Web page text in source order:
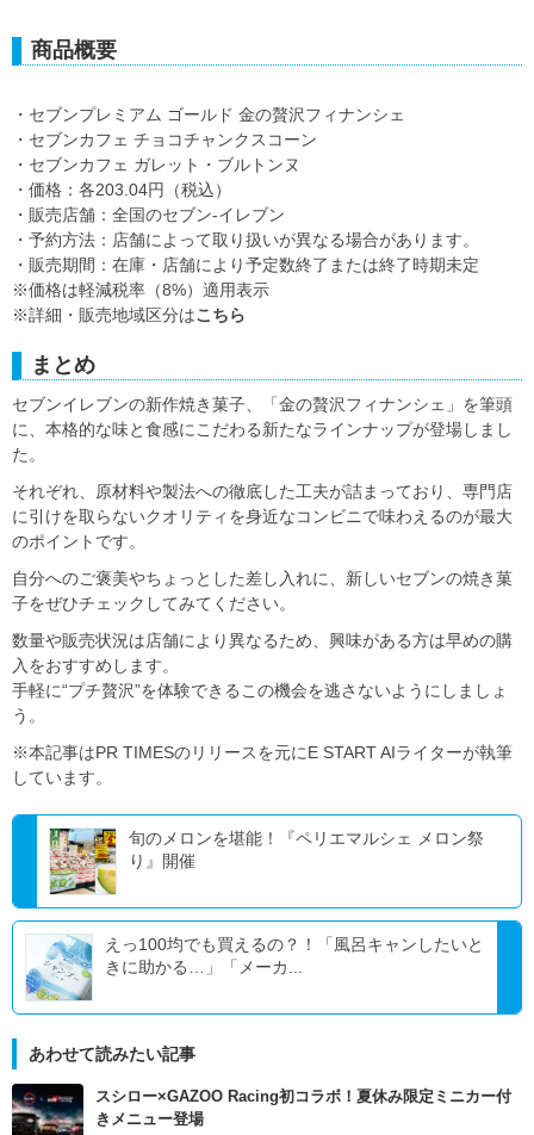
商品概要
・セブンプレミアム ゴールド 金の贅沢フィナンシェ
・セブンカフェ チョコチャンクスコーン
・セブンカフェ ガレット・ブルトンヌ
・価格：各203.04円（税込）
・販売店舗：全国のセブン‐イレブン
・予約方法：店舗によって取り扱いが異なる場合があります。
・販売期間：在庫・店舗により予定数終了または終了時期未定
※価格は軽減税率（8%）適用表示
※詳細・販売地域区分はこちら
まとめ
セブンイレブンの新作焼き菓子、「金の贅沢フィナンシェ」を筆頭
に、本格的な味と食感にこだわる新たなラインナップが登場しまし
た。
それぞれ、原材料や製法への徹底した工夫が詰まっており、専門店
に引けを取らないクオリティを身近なコンビニで味わえるのが最大
のポイントです。
自分へのご褒美やちょっとした差し入れに、新しいセブンの焼き菓
子をぜひチェックしてみてください。
数量や販売状況は店舗により異なるため、興味がある方は早めの購
入をおすすめします。
手軽に“プチ贅沢”を体験できるこの機会を逃さないようにしましょ
う。
※本記事はPR TIMESのリリースを元にE START AIライターが執筆
しています。
旬のメロンを堪能！『ペリエマルシェ メロン祭
り』開催
えっ100均でも買えるの？！「風呂キャンしたいと
きに助かる…」「メーカ...
あわせて読みたい記事
スシロー×GAZOO Racing初コラボ！夏休み限定ミニカー付
きメニュー登場